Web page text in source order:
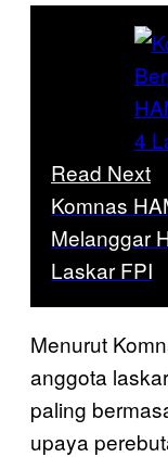
Read Next
Komnas
Melanggar
Laskar FPI
Menurut
anggota
paling
upaya